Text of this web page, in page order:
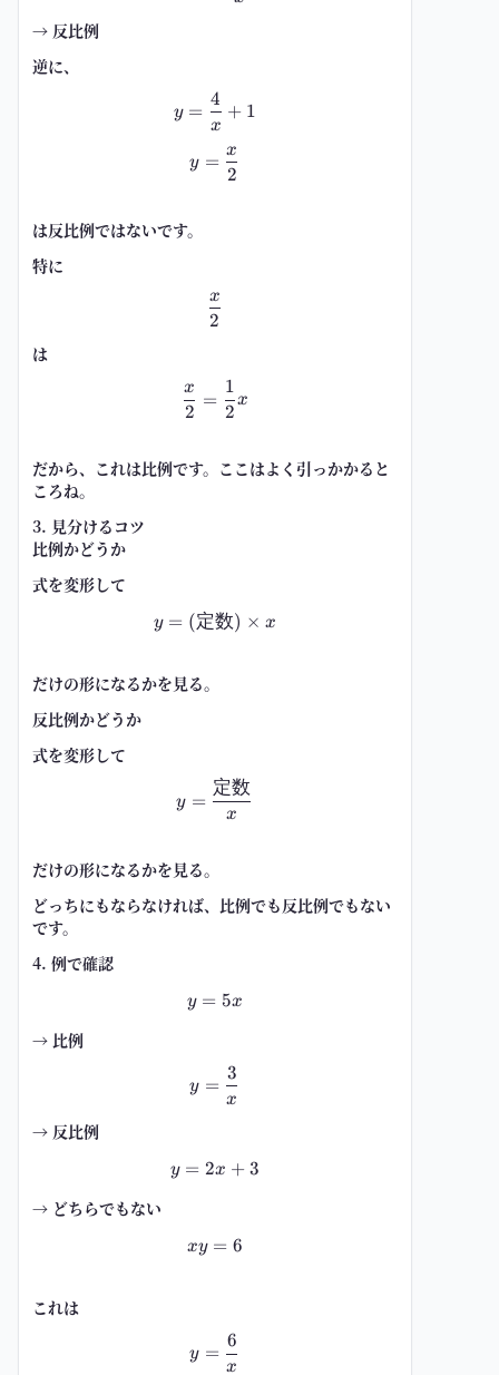
→ 反比例
逆に、
y=\frac{4}{x}+1
y =
x
4
+ 1
y=\frac{x}{2}
y =
2
x
は反比例ではないです。
特に
\frac{x}{2}
2
x
は
\frac{x}{2}=\frac{1}{2}x
2
x
=
2
1
x
だから、これは比例です。ここはよく引っかかると
ころね。
3. 見分けるコツ
比例かどうか
式を変形して
y=(定数)\times x
y = (定数) × x
だけの形になるかを見る。
反比例かどうか
式を変形して
y=\frac{定数}{x}
y =
x
定数
だけの形になるかを見る。
どっちにもならなければ、比例でも反比例でもない
です。
4. 例で確認
y=5x
y = 5x
→ 比例
y=\frac{3}{x}
y =
x
3
→ 反比例
y=2x+3
y = 2x + 3
→ どちらでもない
xy=6
xy = 6
これは
y=\frac{6}{x}
y =
x
6